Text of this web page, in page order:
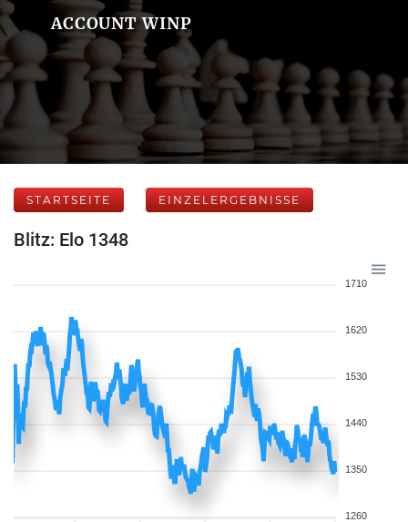
ACCOUNT WINP
STARTSEITE EINZELERGEBNISSE
Blitz: Elo 1348
1710
1620
1530
1440
1350
1260